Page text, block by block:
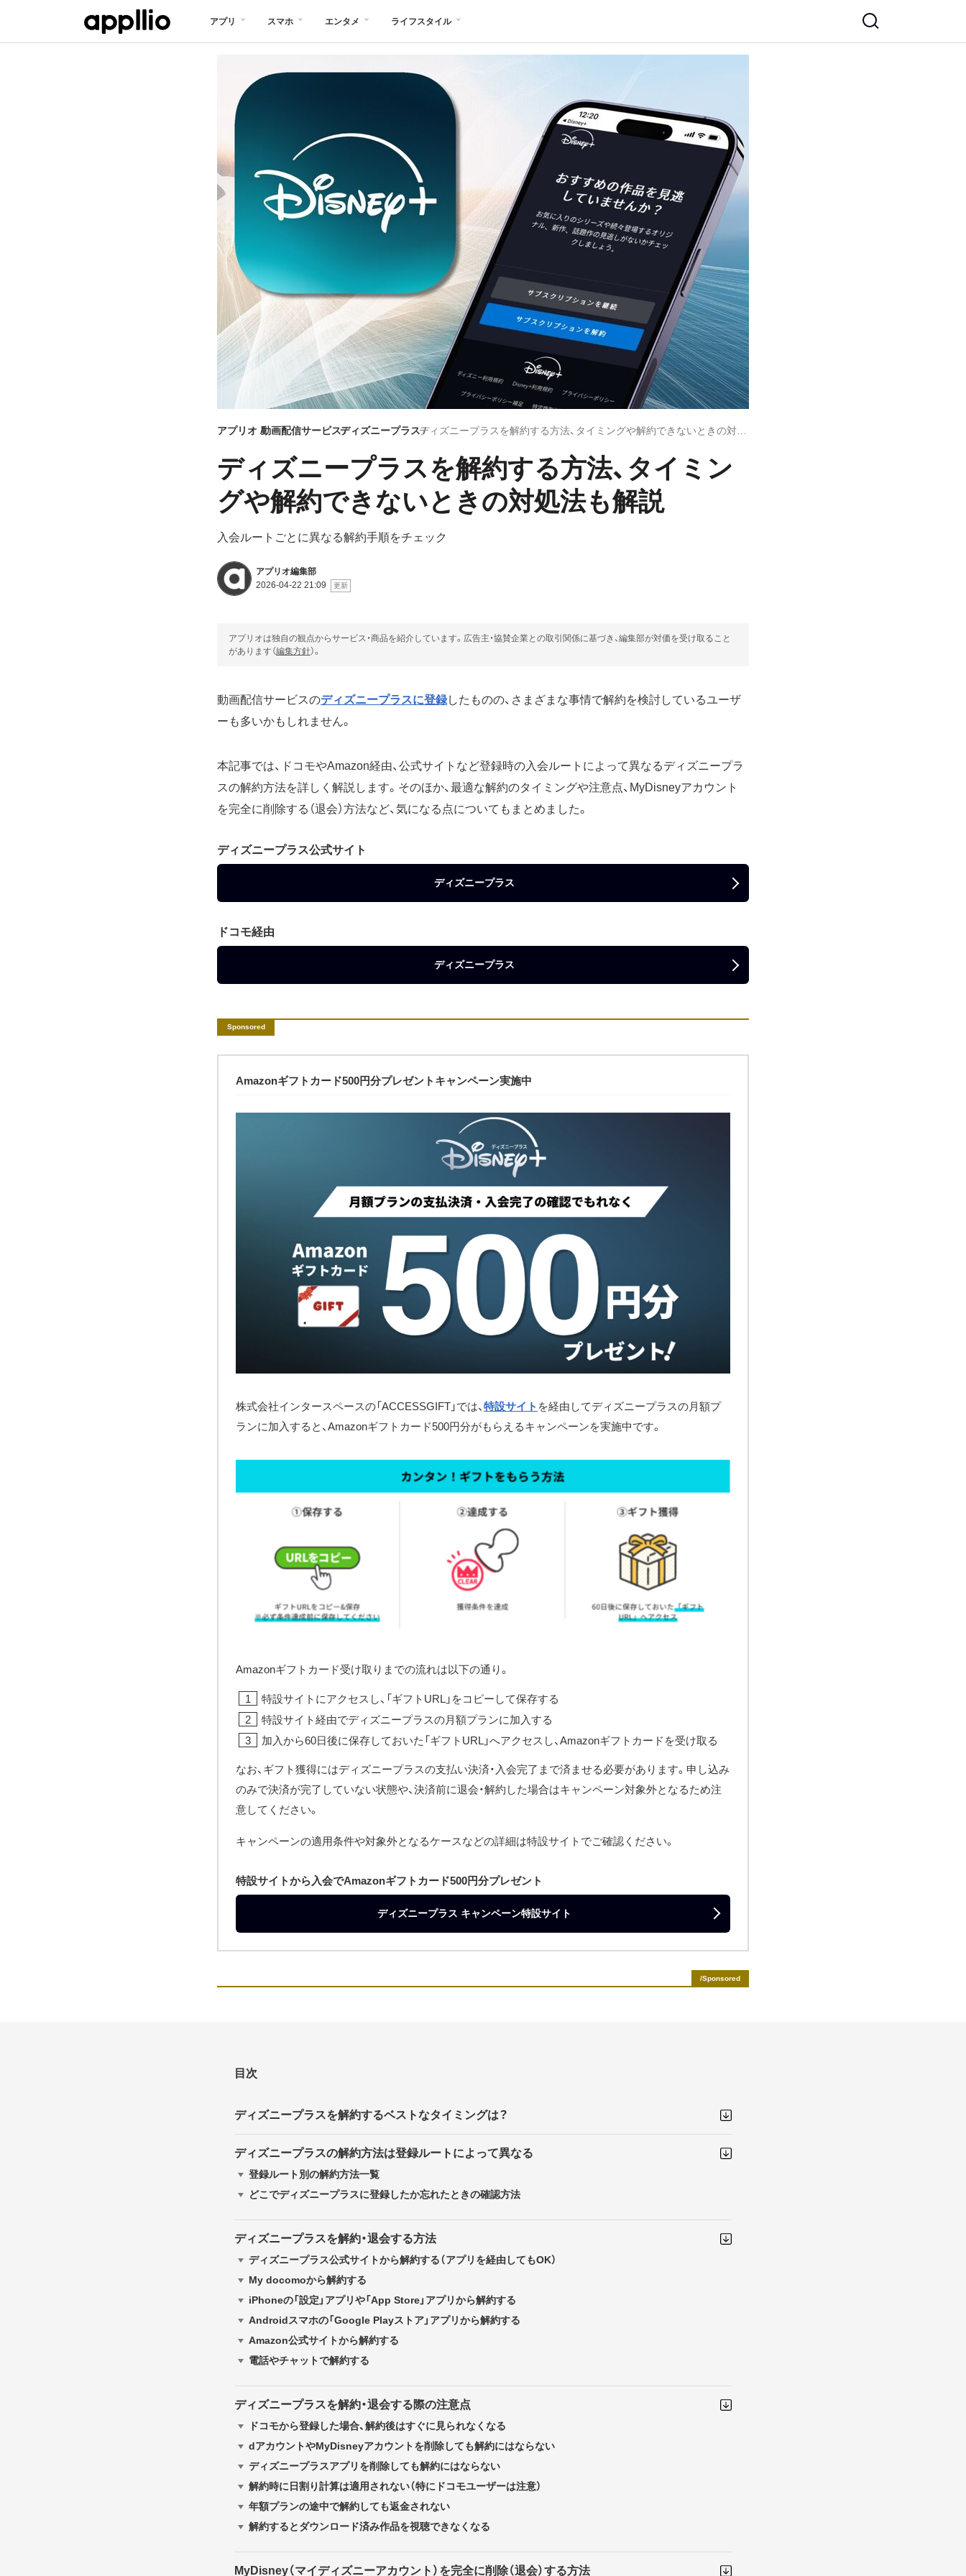
アプリ スマホ エンタメ ライフスタイル
アプリオ 動画配信サービスディズニープラス ディズニープラスを解約する方法、タイミングや解約できないときの対処法も解説
ディズニープラスを解約する方法、タイミン
グや解約できないときの対処法も解説
入会ルートごとに異なる解約手順をチェック
アプリオ編集部
2026-04-22 21:09
アプリオは独自の観点からサービス・商品を紹介しています。広告主・協賛企業との取引関係に基づき、編集部が対価を受け取ること
があります（編集方針）。
動画配信サービスのディズニープラスに登録したものの、さまざまな事情で解約を検討しているユーザ
ーも多いかもしれません。
本記事では、ドコモやAmazon経由、公式サイトなど登録時の入会ルートによって異なるディズニープラ
スの解約方法を詳しく解説します。そのほか、最適な解約のタイミングや注意点、MyDisneyアカウント
を完全に削除する（退会）方法など、気になる点についてもまとめました。
ディズニープラス公式サイト
ディズニープラス
ドコモ経由
ディズニープラス
Amazonギフトカード500円分プレゼントキャンペーン実施中
株式会社インタースペースの「ACCESSGIFT」では、 特設サイト を経由してディズニープラスの月額プ
ランに加入すると、Amazonギフトカード500円分がもらえるキャンペーンを実施中です。
Amazonギフトカード受け取りまでの流れは以下の通り。
特設サイトにアクセスし、「ギフトURL」をコピーして保存する
特設サイト経由でディズニープラスの月額プランに加入する
加入から60日後に保存しておいた「ギフトURL」へアクセスし、Amazonギフトカードを受け取る
なお、ギフト獲得にはディズニープラスの支払い決済・入会完了まで済ませる必要があります。申し込み
のみで決済が完了していない状態や、決済前に退会・解約した場合はキャンペーン対象外となるため注
意してください。
キャンペーンの適用条件や対象外となるケースなどの詳細は特設サイトでご確認ください。
特設サイトから入会でAmazonギフトカード500円分プレゼント
ディズニープラス キャンペーン特設サイト
目次
ディズニープラスを解約するベストなタイミングは？
ディズニープラスの解約方法は登録ルートによって異なる
登録ルート別の解約方法一覧
どこでディズニープラスに登録したか忘れたときの確認方法
ディズニープラスを解約・退会する方法
ディズニープラス公式サイトから解約する（アプリを経由してもOK）
My docomoから解約する
iPhoneの「設定」アプリや「App Store」アプリから解約する
Androidスマホの「Google Playストア」アプリから解約する
Amazon公式サイトから解約する
電話やチャットで解約する
ディズニープラスを解約・退会する際の注意点
ドコモから登録した場合、解約後はすぐに見られなくなる
dアカウントやMyDisneyアカウントを削除しても解約にはならない
ディズニープラスアプリを削除しても解約にはならない
解約時に日割り計算は適用されない（特にドコモユーザーは注意）
年額プランの途中で解約しても返金されない
解約するとダウンロード済み作品を視聴できなくなる
MyDisney（マイディズニーアカウント）を完全に削除（退会）する方法